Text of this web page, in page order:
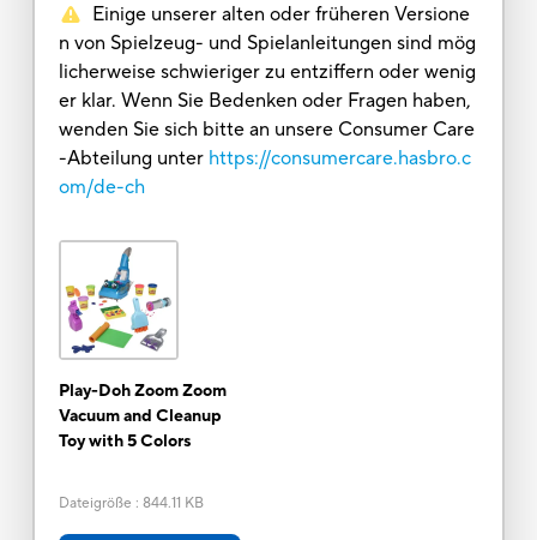
Einige unserer alten oder früheren Versione
n von Spielzeug- und Spielanleitungen sind mög
licherweise schwieriger zu entziffern oder wenig
er klar. Wenn Sie Bedenken oder Fragen haben,
wenden Sie sich bitte an unsere Consumer Care
-Abteilung unter https://consumercare.hasbro.c
om/de-ch
Play-Doh Zoom Zoom
Vacuum and Cleanup
Toy with 5 Colors
Dateigröße : 844.11 KB